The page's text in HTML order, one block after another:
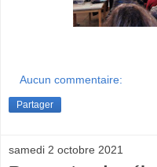
Aucun commentaire:
Partager
samedi 2 octobre 2021